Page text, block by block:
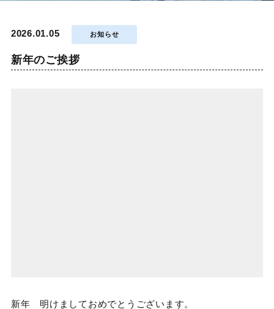
2026.01.05 お知らせ
新年のご挨拶
新年 明けましておめでとうございます。